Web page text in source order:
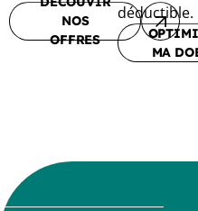
NOS
OFFRES
déductible.
MA